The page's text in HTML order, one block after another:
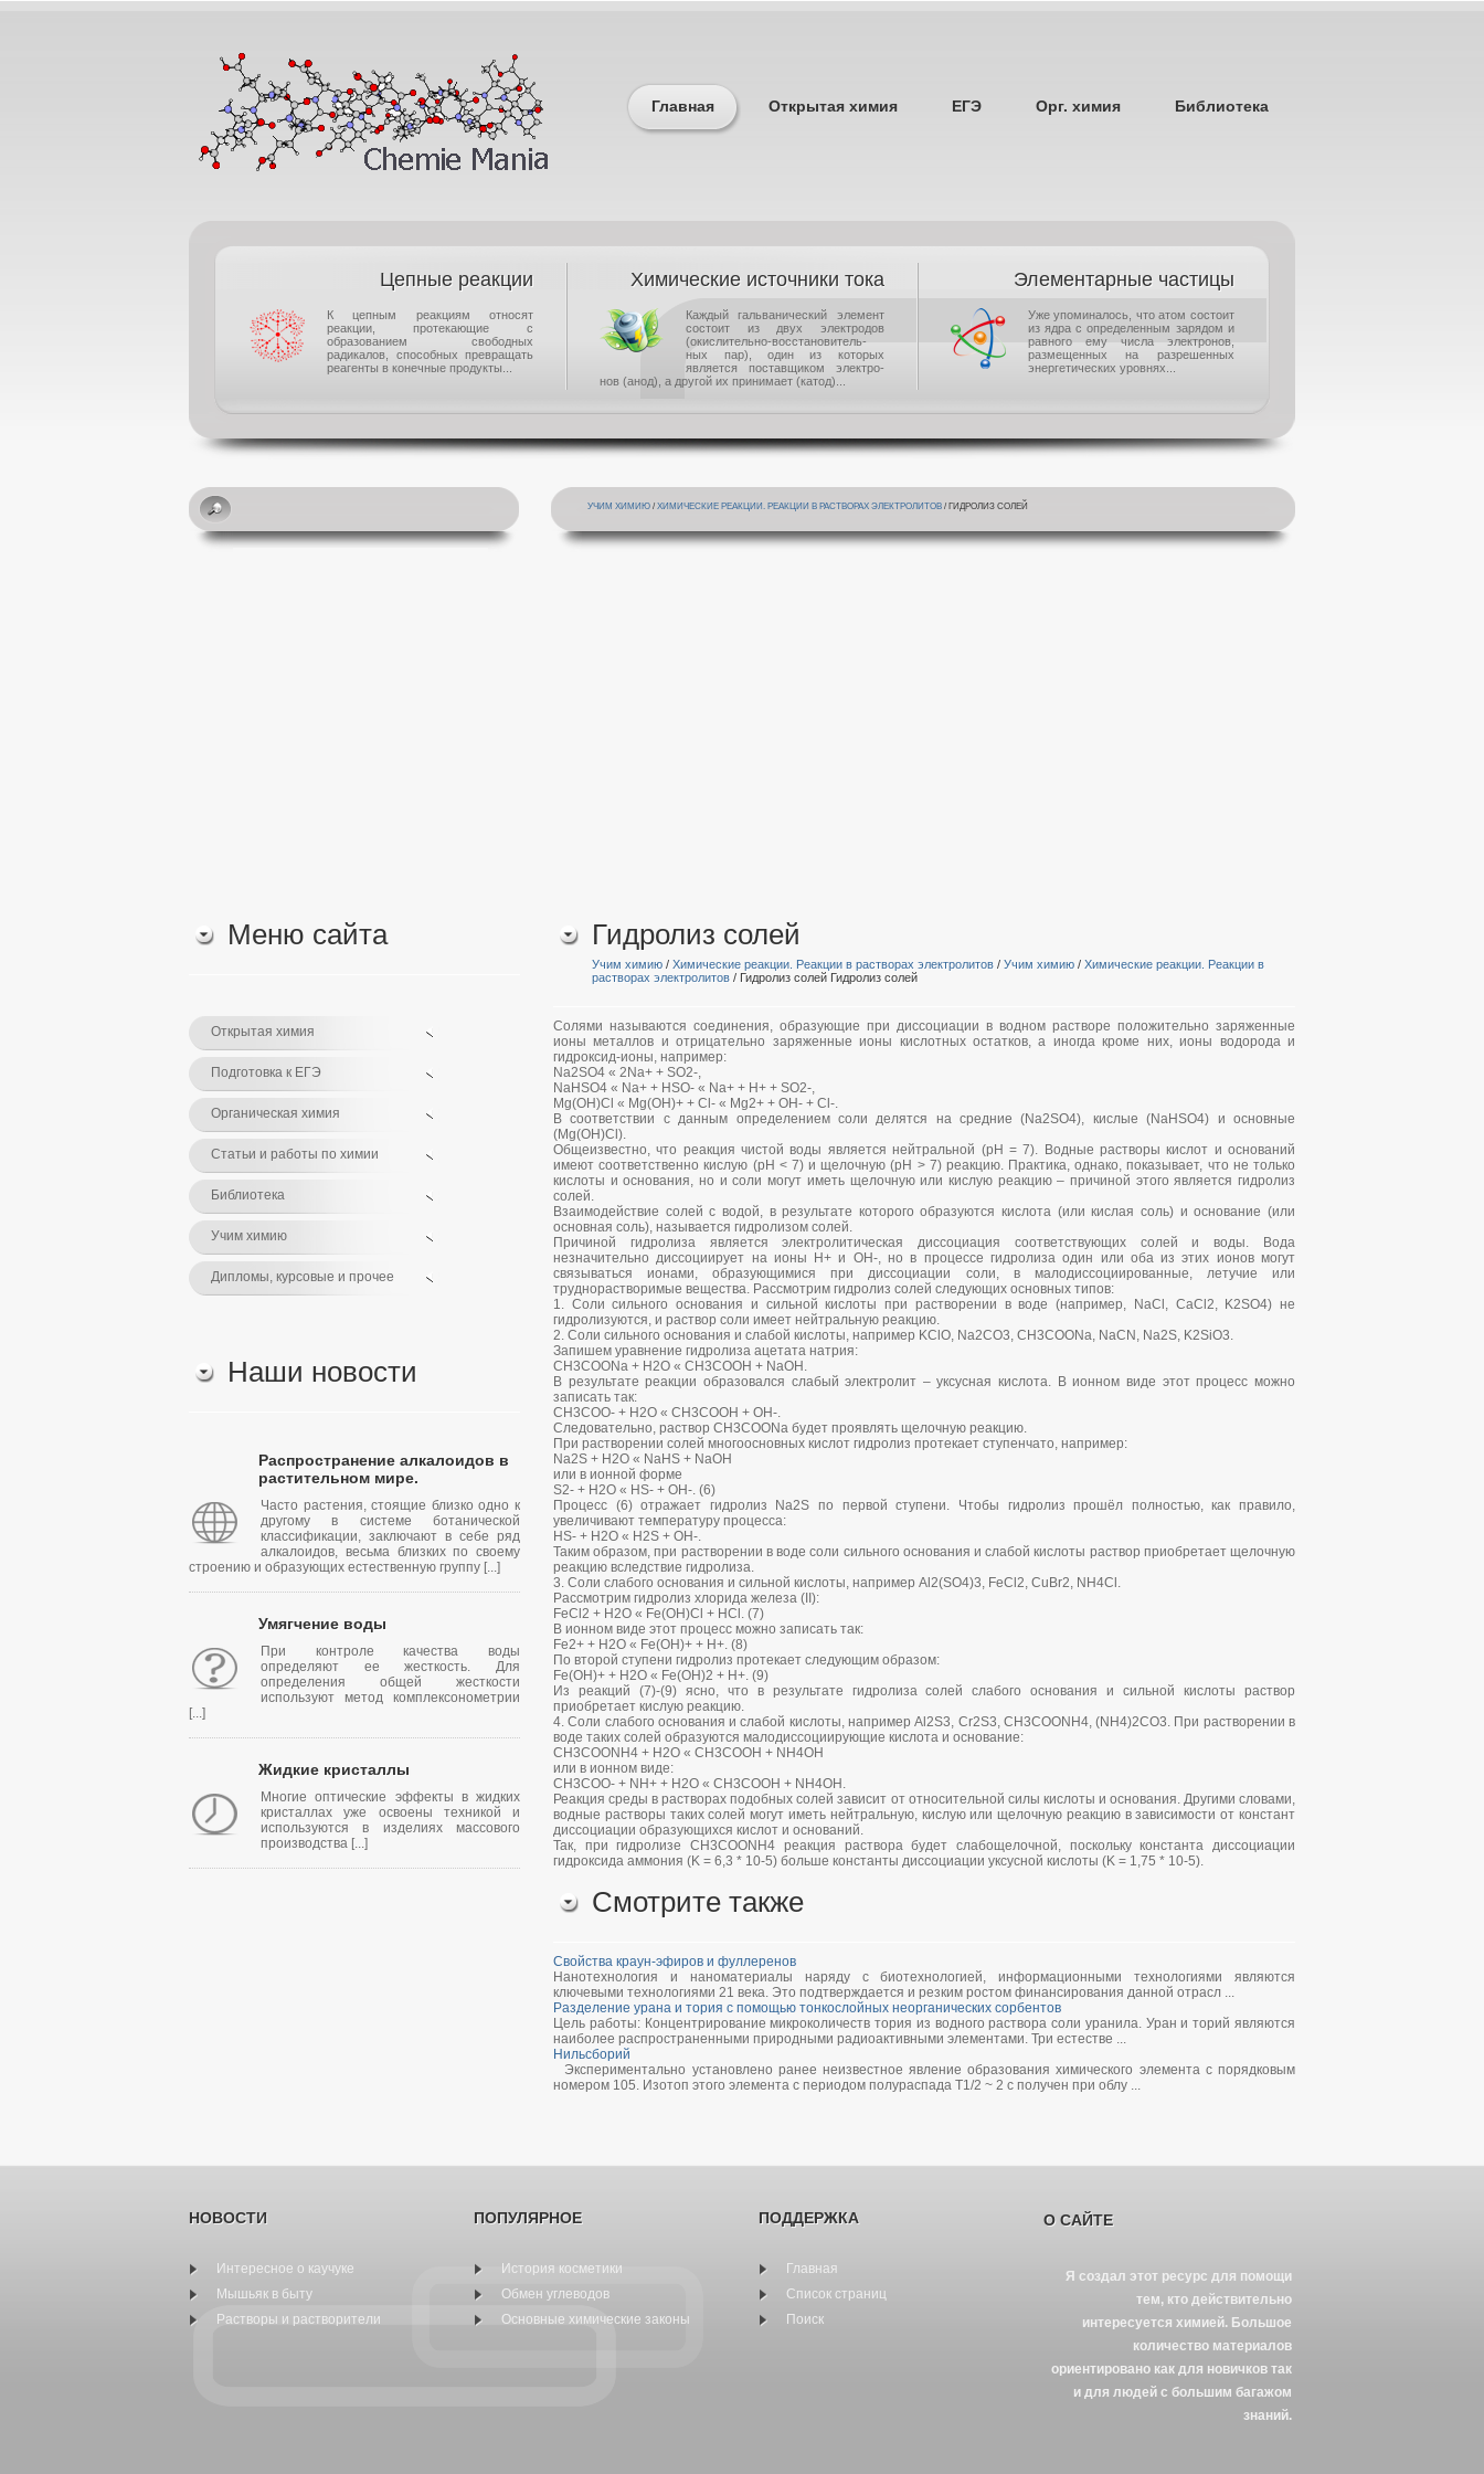
Главная Открытая химия ЕГЭ Орг. химия Библиотека
Цепные реакции
К цепным реакциям относят
реакции, протекающие с
образованием свободных
радикалов, способных превращать
реагенты в конечные продукты...
Химические источники тока
Каждый гальванический элемент
состоит из двух электродов
(окислительно-восстановитель-
ных пар), один из которых
является поставщиком электро-
нов (анод), а другой их принимает (катод)...
Элементарные частицы
Уже упоминалось, что атом состоит
из ядра с определенным зарядом и
равного ему числа электронов,
размещенных на разрешенных
энергетических уровнях...
УЧИМ ХИМИЮ / ХИМИЧЕСКИЕ РЕАКЦИИ. РЕАКЦИИ В РАСТВОРАХ ЭЛЕКТРОЛИТОВ / ГИДРОЛИЗ СОЛЕЙ
Меню сайта
Открытая химия
Подготовка к ЕГЭ
Органическая химия
Статьи и работы по химии
Библиотека
Учим химию
Дипломы, курсовые и прочее
Наши новости
Распространение алкалоидов в
растительном мире.
Часто растения, стоящие близко одно к
другому в системе ботанической
классификации, заключают в себе ряд
алкалоидов, весьма близких по своему
строению и образующих естественную группу [...]
Умягчение воды
При контроле качества воды
определяют ее жесткость. Для
определения общей жесткости
используют метод комплексонометрии
[...]
Жидкие кристаллы
Многие оптические эффекты в жидких
кристаллах уже освоены техникой и
используются в изделиях массового
производства [...]
Гидролиз солей
Учим химию / Химические реакции. Реакции в растворах электролитов / Учим химию / Химические реакции. Реакции в
растворах электролитов / Гидролиз солей Гидролиз солей
Солями называются соединения, образующие при диссоциации в водном растворе положительно заряженные
ионы металлов и отрицательно заряженные ионы кислотных остатков, а иногда кроме них, ионы водорода и
гидроксид-ионы, например:
Na2SO4 « 2Na+ + SO2-,
NaHSO4 « Na+ + HSO- « Na+ + H+ + SO2-,
Mg(OH)Cl « Mg(OH)+ + Cl- « Mg2+ + OH- + Cl-.
В соответствии с данным определением соли делятся на средние (Na2SO4), кислые (NaHSO4) и основные
(Mg(OH)Cl).
Общеизвестно, что реакция чистой воды является нейтральной (pH = 7). Водные растворы кислот и оснований
имеют соответственно кислую (pH < 7) и щелочную (pH > 7) реакцию. Практика, однако, показывает, что не только
кислоты и основания, но и соли могут иметь щелочную или кислую реакцию – причиной этого является гидролиз
солей.
Взаимодействие солей с водой, в результате которого образуются кислота (или кислая соль) и основание (или
основная соль), называется гидролизом солей.
Причиной гидролиза является электролитическая диссоциация соответствующих солей и воды. Вода
незначительно диссоциирует на ионы H+ и OH-, но в процессе гидролиза один или оба из этих ионов могут
связываться ионами, образующимися при диссоциации соли, в малодиссоциированные, летучие или
труднорастворимые вещества. Рассмотрим гидролиз солей следующих основных типов:
1. Соли сильного основания и сильной кислоты при растворении в воде (например, NaCl, CaCl2, K2SO4) не
гидролизуются, и раствор соли имеет нейтральную реакцию.
2. Соли сильного основания и слабой кислоты, например KClO, Na2CO3, CH3COONa, NaCN, Na2S, K2SiO3.
Запишем уравнение гидролиза ацетата натрия:
CH3COONa + H2O « CH3COOH + NaOH.
В результате реакции образовался слабый электролит – уксусная кислота. В ионном виде этот процесс можно
записать так:
CH3COO- + H2O « CH3COOH + OH-.
Следовательно, раствор CH3COONa будет проявлять щелочную реакцию.
При растворении солей многоосновных кислот гидролиз протекает ступенчато, например:
Na2S + H2O « NaHS + NaOH
или в ионной форме
S2- + H2O « HS- + OH-. (6)
Процесс (6) отражает гидролиз Na2S по первой ступени. Чтобы гидролиз прошёл полностью, как правило,
увеличивают температуру процесса:
HS- + H2O « H2S + OH-.
Таким образом, при растворении в воде соли сильного основания и слабой кислоты раствор приобретает щелочную
реакцию вследствие гидролиза.
3. Соли слабого основания и сильной кислоты, например Al2(SO4)3, FeCl2, CuBr2, NH4Cl.
Рассмотрим гидролиз хлорида железа (II):
FeCl2 + H2O « Fe(OH)Cl + HCl. (7)
В ионном виде этот процесс можно записать так:
Fe2+ + H2O « Fe(OH)+ + H+. (8)
По второй ступени гидролиз протекает следующим образом:
Fe(OH)+ + H2O « Fe(OH)2 + H+. (9)
Из реакций (7)-(9) ясно, что в результате гидролиза солей слабого основания и сильной кислоты раствор
приобретает кислую реакцию.
4. Соли слабого основания и слабой кислоты, например Al2S3, Cr2S3, CH3COONH4, (NH4)2CO3. При растворении в
воде таких солей образуются малодиссоциирующие кислота и основание:
CH3COONH4 + H2O « CH3COOH + NH4OH
или в ионном виде:
CH3COO- + NH+ + H2O « CH3COOH + NH4OH.
Реакция среды в растворах подобных солей зависит от относительной силы кислоты и основания. Другими словами,
водные растворы таких солей могут иметь нейтральную, кислую или щелочную реакцию в зависимости от констант
диссоциации образующихся кислот и оснований.
Так, при гидролизе CH3COONH4 реакция раствора будет слабощелочной, поскольку константа диссоциации
гидроксида аммония (K = 6,3 * 10-5) больше константы диссоциации уксусной кислоты (K = 1,75 * 10-5).
Смотрите также
Свойства краун-эфиров и фуллеренов
Нанотехнология и наноматериалы наряду с биотехнологией, информационными технологиями являются
ключевыми технологиями 21 века. Это подтверждается и резким ростом финансирования данной отрасл ...
Разделение урана и тория с помощью тонкослойных неорганических сорбентов
Цель работы: Концентрирование микроколичеств тория из водного раствора соли уранила. Уран и торий являются
наиболее распространенными природными радиоактивными элементами. Три естестве ...
Нильсборий
Экспериментально установлено ранее неизвестное явление образования химического элемента с порядковым
номером 105. Изотоп этого элемента с периодом полураспада Т1/2 ~ 2 с получен при облу ...
НОВОСТИ
Интересное о каучуке
Мышьяк в быту
Растворы и растворители
ПОПУЛЯРНОЕ
История косметики
Обмен углеводов
Основные химические законы
ПОДДЕРЖКА
Главная
Список страниц
Поиск
О САЙТЕ
Я создал этот ресурс для помощи
тем, кто действительно
интересуется химией. Большое
количество материалов
ориентировано как для новичков так
и для людей с большим багажом
знаний.